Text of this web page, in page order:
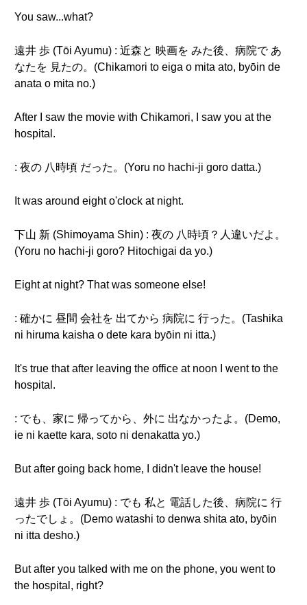
You saw...what?
遠井 歩 (Tōi Ayumu) : 近森と 映画を みた後、病院で あ
なたを 見たの。(Chikamori to eiga o mita ato, byōin de
anata o mita no.)
After I saw the movie with Chikamori, I saw you at the
hospital.
: 夜の 八時頃 だった。(Yoru no hachi-ji goro datta.)
It was around eight o'clock at night.
下山 新 (Shimoyama Shin) : 夜の 八時頃？人違いだよ。
(Yoru no hachi-ji goro? Hitochigai da yo.)
Eight at night? That was someone else!
: 確かに 昼間 会社を 出てから 病院に 行った。(Tashika
ni hiruma kaisha o dete kara byōin ni itta.)
It's true that after leaving the office at noon I went to the
hospital.
: でも、家に 帰ってから、外に 出なかったよ。(Demo,
ie ni kaette kara, soto ni denakatta yo.)
But after going back home, I didn't leave the house!
遠井 歩 (Tōi Ayumu) : でも 私と 電話した後、病院に 行
ったでしょ。(Demo watashi to denwa shita ato, byōin
ni itta desho.)
But after you talked with me on the phone, you went to
the hospital, right?